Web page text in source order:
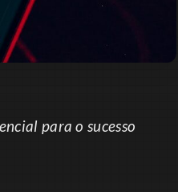
para o sucesso